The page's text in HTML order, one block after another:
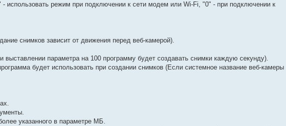
использовать режим при подключении к сети модем или Wi-Fi, "0" - при подключении к
снимков зависит от движения перед веб-камерой).
параметра на 100 программу будет создавать снимки каждую секунду).
будет использовать при создании снимков (Если системное название веб-камеры
указанного в параметре МБ.